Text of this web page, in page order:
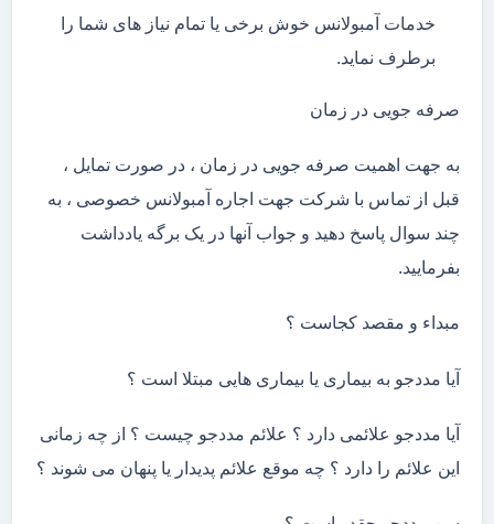
خدمات آمبولانس خوش برخی یا تمام نیاز های شما را
برطرف نماید.
صرفه جویی در زمان
به جهت اهمیت صرفه جویی در زمان ، در صورت تمایل ،
قبل از تماس با شرکت جهت اجاره آمبولانس خصوصی ، به
چند سوال پاسخ دهید و جواب آنها در یک برگه یادداشت
بفرمایید.
مبداء و مقصد کجاست ؟
آیا مددجو به بیماری یا بیماری هایی مبتلا است ؟
آیا مددجو علائمی دارد ؟ علائم مددجو چیست ؟ از چه زمانی
این علائم را دارد ؟ چه موقع علائم پدیدار یا پنهان می شوند ؟